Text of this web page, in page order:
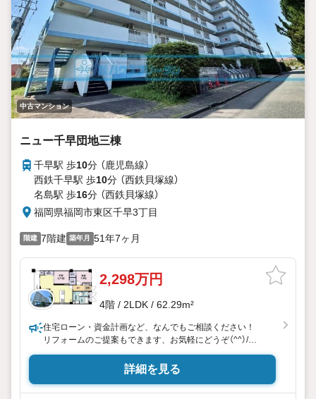
中古マンション
ニュー千早団地三棟
千早駅 歩10分 （鹿児島線）
西鉄千早駅 歩10分 （西鉄貝塚線）
名島駅 歩16分 （西鉄貝塚線）
福岡県福岡市東区千早3丁目
階建 7階建 築年月 51年7ヶ月
2,298万円
4階 / 2LDK / 62.29m²
住宅ローン・資金計画など、なんでもご相談ください！
リフォームのご提案もできます、お気軽にどうぞ（^^）/
豊富な知識と経験でお客様のご要望に合ったご提案をいたし
ハウスフリーダム 福岡東店
詳細を見る